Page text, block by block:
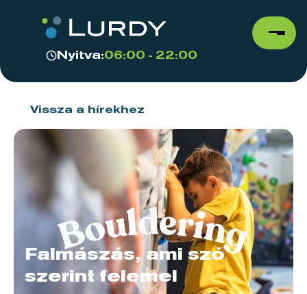
Nyitva:06:00 - 22:00
Vissza a hírekhez
Falmászás, ami szó
szerint felemel